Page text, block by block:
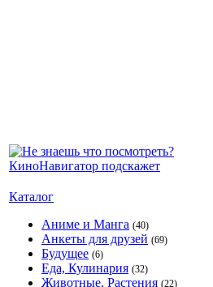
Каталог
Аниме и Манга (40)
Анкеты для друзей (69)
Будущее (6)
Еда, Кулинария (32)
Животные, Растения (22)